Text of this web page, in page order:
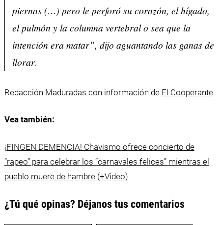
piernas (…) pero le perforó su corazón, el hígado,
el pulmón y la columna vertebral o sea que la
intención era matar”, dijo aguantando las ganas de
llorar.
Redacción Maduradas con información de El Cooperante
Vea también:
¡FINGEN DEMENCIA! Chavismo ofrece concierto de
“rapeo” para celebrar los “carnavales felices” mientras el
pueblo muere de hambre (+Video)
¿Tú qué opinas? Déjanos tus comentarios